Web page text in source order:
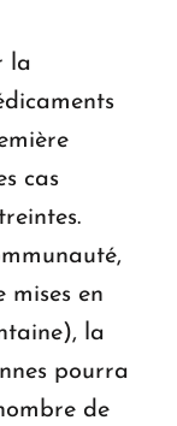
la
cas
mises en
la
pourra
de